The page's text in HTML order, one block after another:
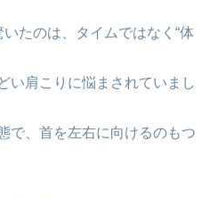
たのは、タイムではなく“体
い肩こりに悩まされていまし
で、首を左右に向けるのもつ